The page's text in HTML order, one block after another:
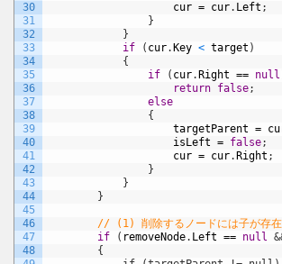
30
31
32
33
34
35
36
37
38
39
40
41
42
43
44
45
46
47
48
cur = cur. Left ;
}
}
if
( cur. Key < target )
{
if
( cur. Right == null
return false;
else
{
targetParent =
isLeft = false;
cur = cur. Right ;
}
}
}
// (1) 削除するノードには子が存在
if
( removeNode. Left == null
{